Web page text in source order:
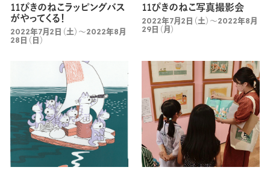
11ぴきのねこラッピングバス
がやってくる！
2022年7月2日（土）～2022年8月
28日（日）
11ぴきのねこ写真撮影会
2022年7月2日（土）～2022年8月
29日（月）